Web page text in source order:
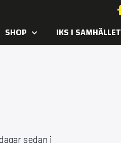
SHOP IKS I SAMHÄLLET
sedan i